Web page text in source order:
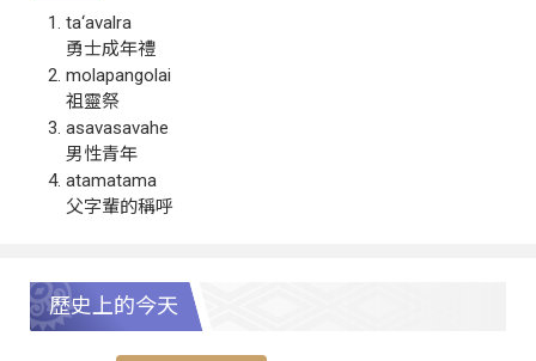
ta‘avalra
勇士成年禮
molapangolai
祖靈祭
asavasavahe
男性青年
atamatama
父字輩的稱呼
歷史上的今天